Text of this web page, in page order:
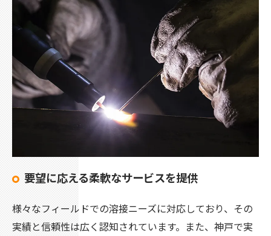
要望に応える柔軟なサービスを提供
様々なフィールドでの溶接ニーズに対応しており、その
実績と信頼性は広く認知されています。また、神戸で実